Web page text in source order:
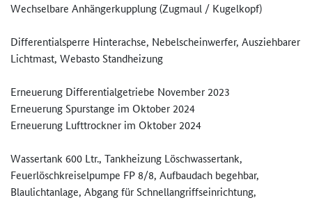
Wechselbare Anhängerkupplung (Zugmaul / Kugelkopf)
Differentialsperre Hinterachse, Nebelscheinwerfer, Ausziehbarer
Lichtmast, Webasto Standheizung
Erneuerung Differentialgetriebe November 2023
Erneuerung Spurstange im Oktober 2024
Erneuerung Lufttrockner im Oktober 2024
Wassertank 600 Ltr., Tankheizung Löschwassertank,
Feuerlöschkreiselpumpe FP 8/8, Aufbaudach begehbar,
Blaulichtanlage, Abgang für Schnellangriffseinrichtung,